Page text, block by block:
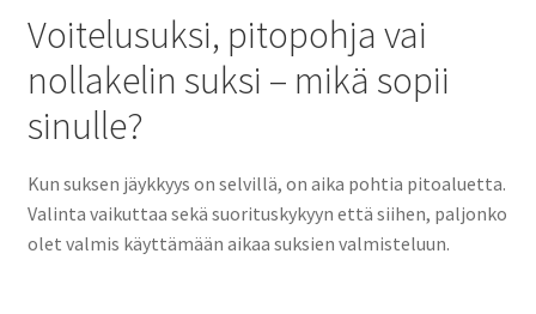
Voitelusuksi, pitopohja vai
nollakelin suksi – mikä sopii
sinulle?
Kun suksen jäykkyys on selvillä, on aika pohtia pitoaluetta.
Valinta vaikuttaa sekä suorituskykyyn että siihen, paljonko
olet valmis käyttämään aikaa suksien valmisteluun.